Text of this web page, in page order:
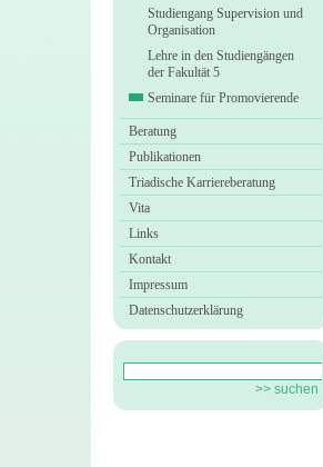
Studiengang Supervision und
Organisation
Lehre in den Studiengängen
der Fakultät 5
Seminare für Promovierende
Beratung
Publikationen
Triadische Karriereberatung
Vita
Links
Kontakt
Impressum
Datenschutzerklärung